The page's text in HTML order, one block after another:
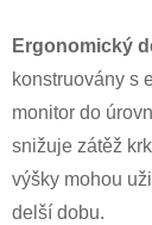
Ergonomický
konstruovány s
monitor do
snižuje zátěž
výšky mohou
delší dobu.